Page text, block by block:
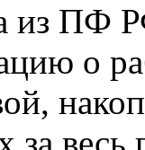
из ПФ
о
за весь